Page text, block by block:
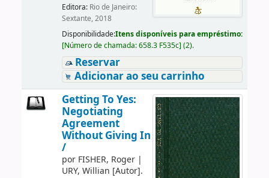
Editora: Rio de Janeiro:
Sextante, 2018
Disponibilidade:Itens disponíveis para empréstimo:
[Número de chamada:658.3 F535c] (2).
Reservar
Adicionar ao seu carrinho
Getting To Yes:
Negotiating
Agreement
Without Giving In
/
por FISHER, Roger|
URY, Willian [Autor].